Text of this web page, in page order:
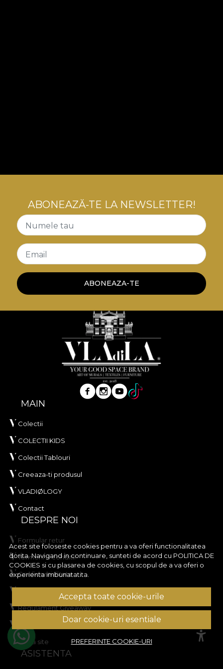
Acest site foloseste cookies pentru a va oferi functionalitatea
dorita. Navigand in continuare, sunteti de acord cu POLITICA DE
COOKIES si cu plasarea de cookies, cu scopul de a va oferi o
experienta imbunatatita.
Accepta toate cookie-urile
Doar cookie-uri esentiale
PREFERINTE COOKIE-URI
ABONEAZĂ-TE LA NEWSLETTER!
Numele tau
Email
ABONEAZA-TE
MAIN
Colectii
COLECTII KIDS
Colectii Tablouri
Creeaza-ti produsul
VLADIØLOGY
Contact
DESPRE NOI
Formular retur
Termeni si conditii
Confidentialitate
Regulament Giveaway
Politica de Cookies
Harta site
ASISTENTA